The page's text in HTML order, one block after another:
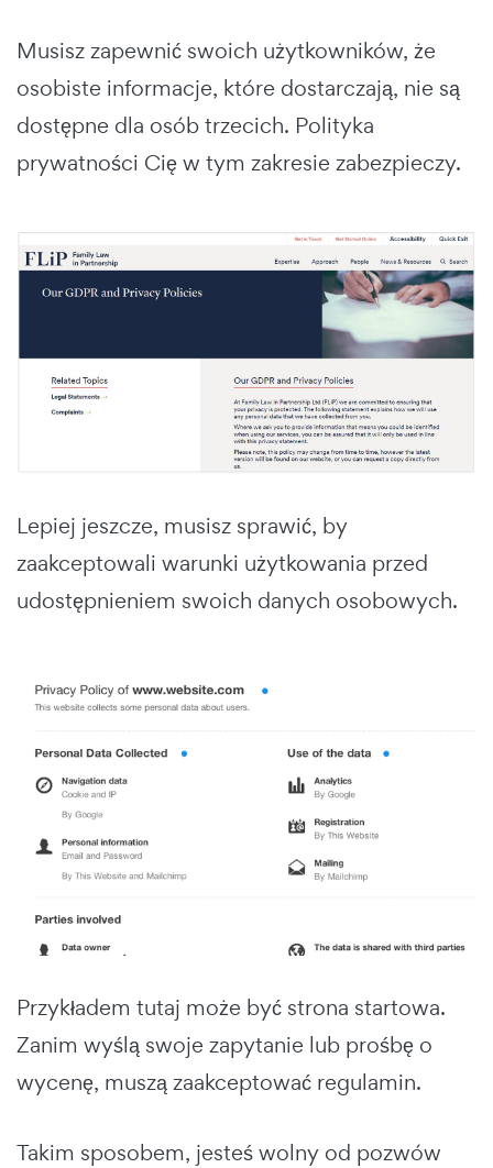
Musisz zapewnić swoich użytkowników, że
osobiste informacje, które dostarczają, nie są
dostępne dla osób trzecich. Polityka
prywatności Cię w tym zakresie zabezpieczy.
Lepiej jeszcze, musisz sprawić, by
zaakceptowali warunki użytkowania przed
udostępnieniem swoich danych osobowych.
Przykładem tutaj może być strona startowa.
Zanim wyślą swoje zapytanie lub prośbę o
wycenę, muszą zaakceptować regulamin.
Takim sposobem, jesteś wolny od pozwów